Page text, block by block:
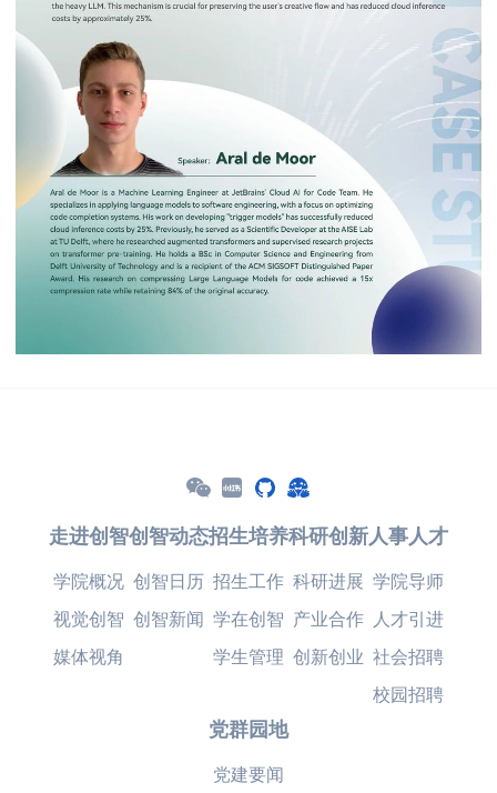
走进创智
学院概况
视觉创智
媒体视角
创智动态
创智日历
创智新闻
招生培养
招生工作
学在创智
学生管理
科研创新
科研进展
产业合作
创新创业
人事人才
学院导师
人才引进
社会招聘
校园招聘
党群园地
党建要闻